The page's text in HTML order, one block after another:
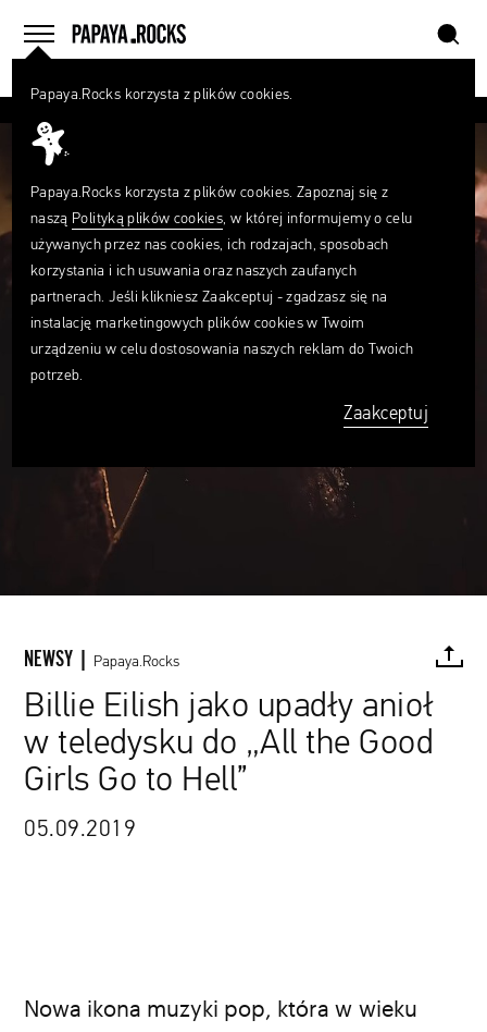
menu
home szukaj
NEWSY | Papaya.Rocks
Billie Eilish jako upadły anioł
w teledysku do „All the Good
Girls Go to Hell”
05.09.2019
FACEBOOK
Nowa ikona muzyki pop, która w wieku
Papaya.Rocks korzysta z plików cookies.
Papaya.Rocks korzysta z plików cookies. Zapoznaj się z
naszą Polityką plików cookies, w której informujemy o celu
używanych przez nas cookies, ich rodzajach, sposobach
korzystania i ich usuwania oraz naszych zaufanych
partnerach. Jeśli klikniesz Zaakceptuj - zgadzasz się na
instalację marketingowych plików cookies w Twoim
urządzeniu w celu dostosowania naszych reklam do Twoich
potrzeb.
Zaakceptuj
Czego
szukasz?